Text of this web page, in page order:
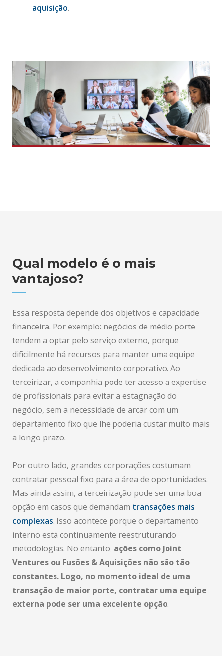
aquisição.
Qual modelo é o mais
vantajoso?
Essa resposta depende dos objetivos e capacidade
financeira. Por exemplo: negócios de médio porte
tendem a optar pelo serviço externo, porque
dificilmente há recursos para manter uma equipe
dedicada ao desenvolvimento corporativo. Ao
terceirizar, a companhia pode ter acesso a expertise
de profissionais para evitar a estagnação do
negócio, sem a necessidade de arcar com um
departamento fixo que lhe poderia custar muito mais
a longo prazo.
Por outro lado, grandes corporações costumam
contratar pessoal fixo para a área de oportunidades.
Mas ainda assim, a terceirização pode ser uma boa
opção em casos que demandam transações mais
complexas. Isso acontece porque o departamento
interno está continuamente reestruturando
metodologias. No entanto, ações como Joint
Ventures ou Fusões & Aquisições não são tão
constantes. Logo, no momento ideal de uma
transação de maior porte, contratar uma equipe
externa pode ser uma excelente opção.